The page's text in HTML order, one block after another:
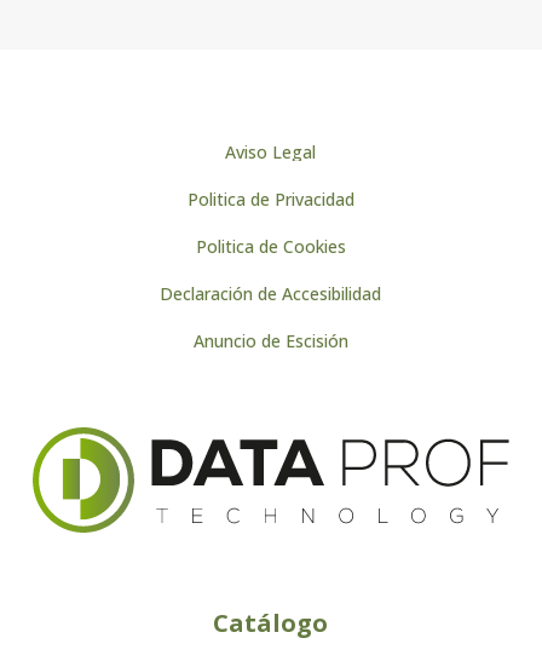
Aviso Legal
Politica de Privacidad
Politica de Cookies
Declaración de Accesibilidad
Anuncio de Escisión
Catálogo